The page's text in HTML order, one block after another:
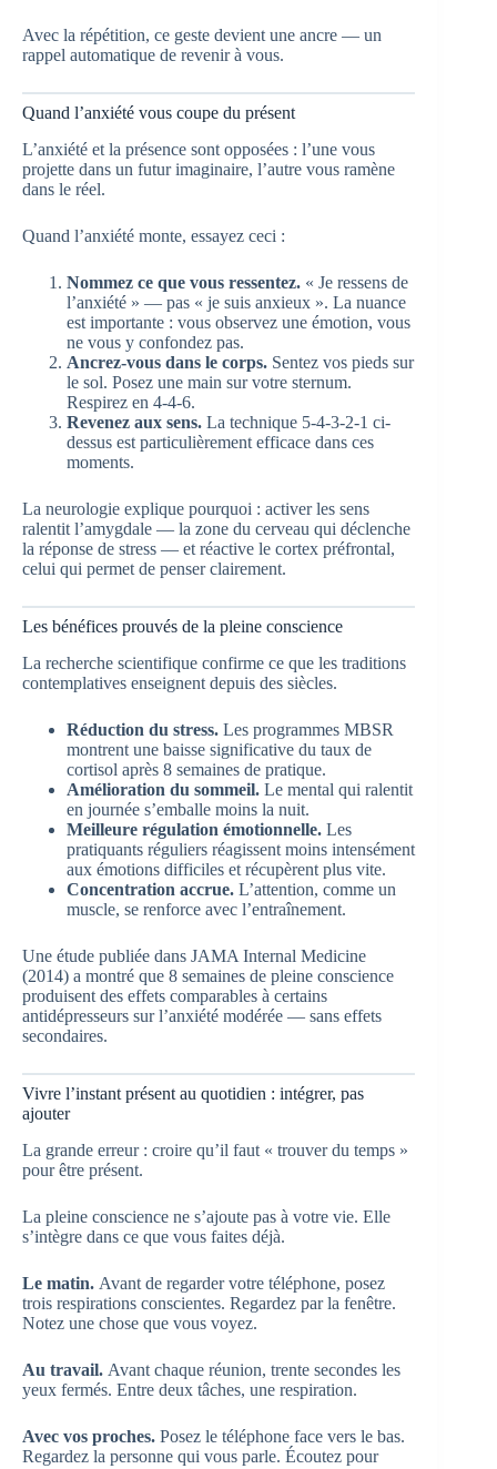
Avec la répétition, ce geste devient une ancre — un
rappel automatique de revenir à vous.
Quand l’anxiété vous coupe du présent
L’anxiété et la présence sont opposées : l’une vous
projette dans un futur imaginaire, l’autre vous ramène
dans le réel.
Quand l’anxiété monte, essayez ceci :
Nommez ce que vous ressentez. « Je ressens de
l’anxiété » — pas « je suis anxieux ». La nuance
est importante : vous observez une émotion, vous
ne vous y confondez pas.
Ancrez-vous dans le corps. Sentez vos pieds sur
le sol. Posez une main sur votre sternum.
Respirez en 4-4-6.
Revenez aux sens. La technique 5-4-3-2-1 ci-
dessus est particulièrement efficace dans ces
moments.
La neurologie explique pourquoi : activer les sens
ralentit l’amygdale — la zone du cerveau qui déclenche
la réponse de stress — et réactive le cortex préfrontal,
celui qui permet de penser clairement.
Les bénéfices prouvés de la pleine conscience
La recherche scientifique confirme ce que les traditions
contemplatives enseignent depuis des siècles.
Réduction du stress. Les programmes MBSR
montrent une baisse significative du taux de
cortisol après 8 semaines de pratique.
Amélioration du sommeil. Le mental qui ralentit
en journée s’emballe moins la nuit.
Meilleure régulation émotionnelle. Les
pratiquants réguliers réagissent moins intensément
aux émotions difficiles et récupèrent plus vite.
Concentration accrue. L’attention, comme un
muscle, se renforce avec l’entraînement.
Une étude publiée dans JAMA Internal Medicine
(2014) a montré que 8 semaines de pleine conscience
produisent des effets comparables à certains
antidépresseurs sur l’anxiété modérée — sans effets
secondaires.
Vivre l’instant présent au quotidien : intégrer, pas
ajouter
La grande erreur : croire qu’il faut « trouver du temps »
pour être présent.
La pleine conscience ne s’ajoute pas à votre vie. Elle
s’intègre dans ce que vous faites déjà.
Le matin. Avant de regarder votre téléphone, posez
trois respirations conscientes. Regardez par la fenêtre.
Notez une chose que vous voyez.
Au travail. Avant chaque réunion, trente secondes les
yeux fermés. Entre deux tâches, une respiration.
Avec vos proches. Posez le téléphone face vers le bas.
Regardez la personne qui vous parle. Écoutez pour